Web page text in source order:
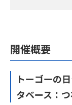
開催概要
トーゴーの
タベース：